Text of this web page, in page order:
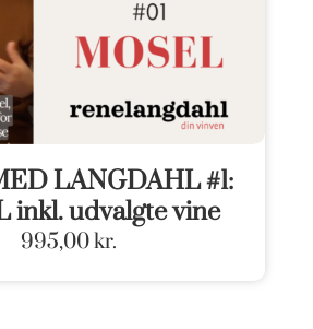
LANGDAHL #1:
inkl. udvalgte vine
995,00kr.